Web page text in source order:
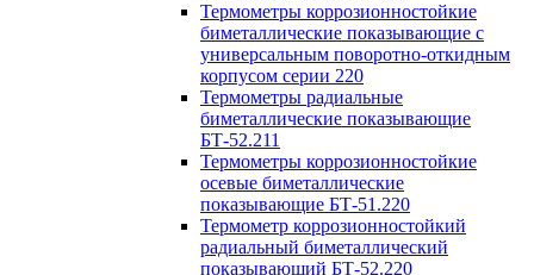
Термометры коррозионностойкие
биметаллические показывающие с
универсальным поворотно-откидным
корпусом серии 220
Термометры радиальные
биметаллические показывающие
БТ-52.211
Термометры коррозионностойкие
осевые биметаллические
показывающие БТ-51.220
Термометр коррозионностойкий
радиальный биметаллический
показывающий БТ-52.220